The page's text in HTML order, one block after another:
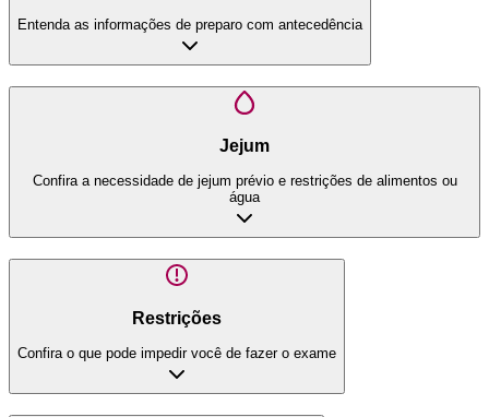
Entenda as informações de preparo com antecedência
Jejum
Confira a necessidade de jejum prévio e restrições de alimentos ou
água
Restrições
Confira o que pode impedir você de fazer o exame